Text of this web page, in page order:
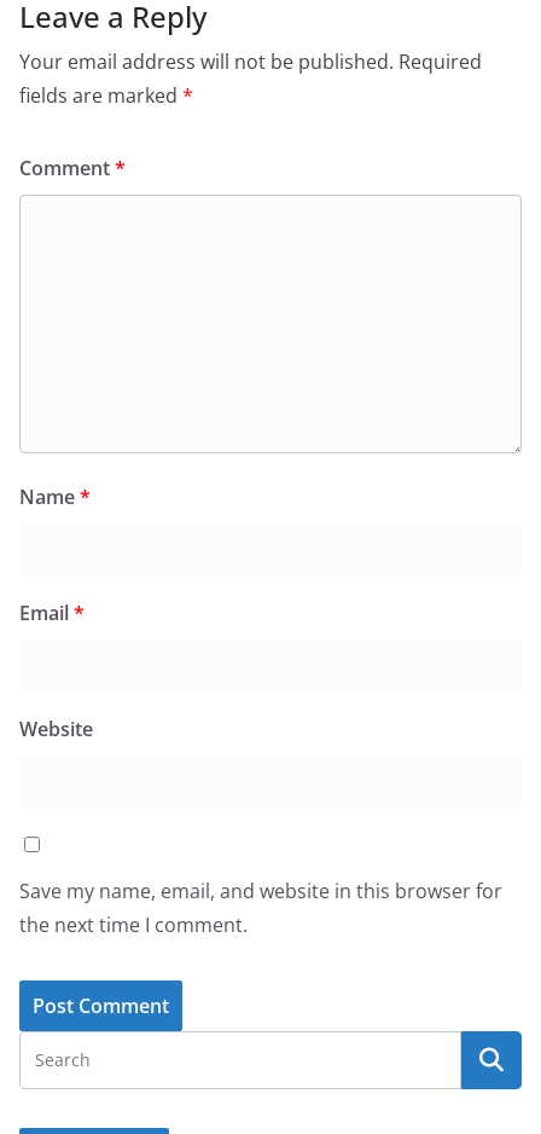
Leave a Reply
Your email address will not be published. Required
fields are marked *
Comment*
Name*
Email*
Website
Save my name, email, and website in this browser for
the next time I comment.